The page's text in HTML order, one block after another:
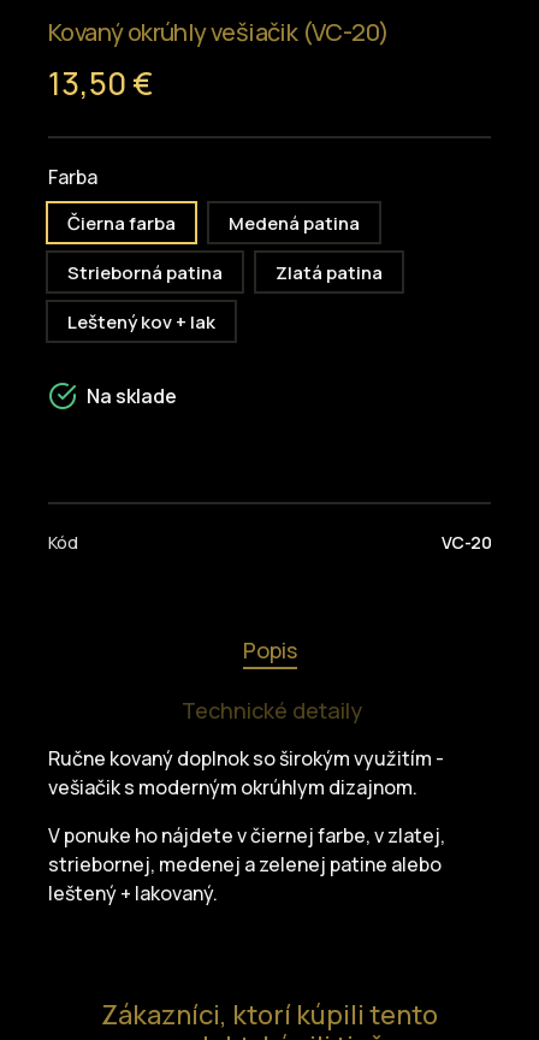
Kovaný okrúhly vešiačik (VC-20)
13,50 €
Farba
Čierna farba
Medená patina
Strieborná patina
Zlatá patina
Leštený kov + lak
Na sklade
Kód VC-20
Popis
Technické detaily
Ručne kovaný doplnok so širokým využitím -
vešiačik s moderným okrúhlym dizajnom.
V ponuke ho nájdete v čiernej farbe, v zlatej,
striebornej, medenej a zelenej patine alebo
leštený + lakovaný.
Zákazníci, ktorí kúpili tento